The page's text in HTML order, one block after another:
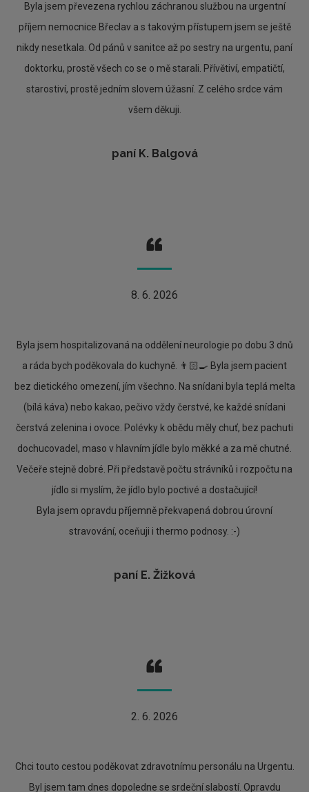
Byla jsem převezena rychlou záchranou službou na urgentní
příjem nemocnice Břeclav a s takovým přístupem jsem se ještě
nikdy nesetkala. Od pánů v sanitce až po sestry na urgentu, paní
doktorku, prostě všech co se o mě starali. Přívětiví, empatičtí,
starostiví, prostě jedním slovem úžasní. Z celého srdce vám
všem děkuji.
paní K. Balgová
8. 6. 2026
Byla jsem hospitalizovaná na oddělení neurologie po dobu 3 dnů
a ráda bych poděkovala do kuchyně. 👨🏻‍🍳 Byla jsem pacient
bez dietického omezení, jím všechno. Na snídani byla teplá melta
(bílá káva) nebo kakao, pečivo vždy čerstvé, ke každé snídani
čerstvá zelenina i ovoce. Polévky k obědu měly chuť, bez pachuti
dochucovadel, maso v hlavním jídle bylo měkké a za mě chutné.
Večeře stejně dobré. Při představě počtu strávníků i rozpočtu na
jídlo si myslím, že jídlo bylo poctivé a dostačující!
Byla jsem opravdu příjemně překvapená dobrou úrovní
stravování, oceňuji i thermo podnosy. :-)
paní E. Žižková
2. 6. 2026
Chci touto cestou poděkovat zdravotnímu personálu na Urgentu.
Byl jsem tam dnes dopoledne se srdeční slabostí. Opravdu